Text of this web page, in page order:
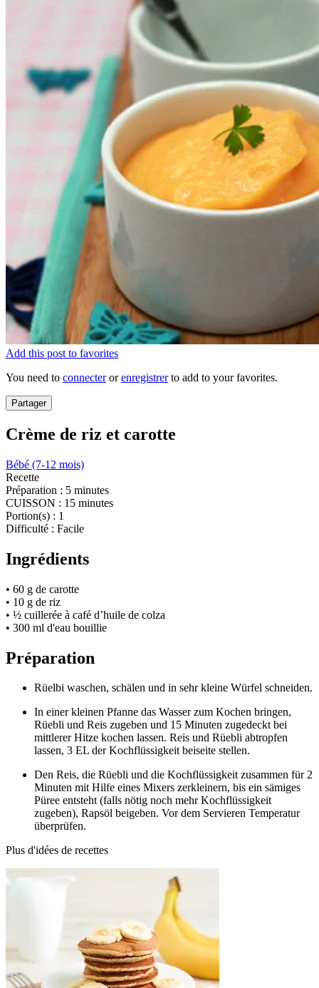
Add this post to favorites
You need to connecterorenregistrerto add to your favorites.
Partager
Crème de riz et carotte
Bébé (7-12 mois)
Recette
Préparation : 5 minutes
CUISSON : 15 minutes
Portion(s) : 1
Difficulté : Facile
Ingrédients
• 60 g de carotte
• 10 g de riz
• ½ cuillerée à café d’huile de colza
• 300 ml d'eau bouillie
Préparation
Rüelbi waschen, schälen und in sehr kleine Würfel schneiden.
In einer kleinen Pfanne das Wasser zum Kochen bringen,
Rüebli und Reis zugeben und 15 Minuten zugedeckt bei
mittlerer Hitze kochen lassen. Reis und Rüebli abtropfen
lassen, 3 EL der Kochflüssigkeit beiseite stellen.
Den Reis, die Rüebli und die Kochflüssigkeit zusammen für 2
Minuten mit Hilfe eines Mixers zerkleinern, bis ein sämiges
Püree entsteht (falls nötig noch mehr Kochflüssigkeit
zugeben), Rapsöl beigeben. Vor dem Servieren Temperatur
überprüfen.
Plus d'idées de recettes